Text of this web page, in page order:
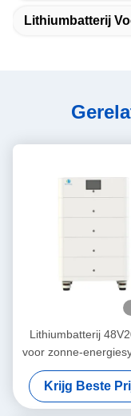
Lithiumbatterij
Lithiumbatterij
voor zonne-
met RS485/
communicatie en
indicatoren
Krijg Beste